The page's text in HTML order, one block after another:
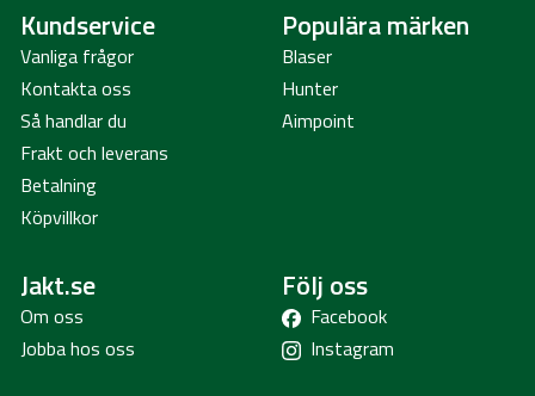
Kundservice
Vanliga frågor
Kontakta oss
Så handlar du
Frakt och leverans
Betalning
Köpvillkor
Populära märken
Blaser
Hunter
Aimpoint
Jakt.se
Om oss
Jobba hos oss
Följ oss
Facebook
Instagram